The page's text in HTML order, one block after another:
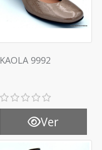
KAOLA 9992
Ver